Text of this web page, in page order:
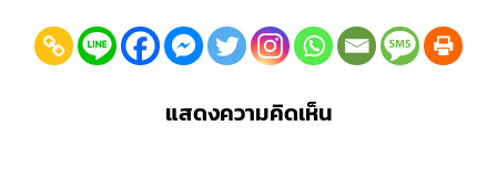
แสดงความคิดเห็น